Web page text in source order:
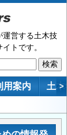
運営する土木技
トです。
用案内 土 >